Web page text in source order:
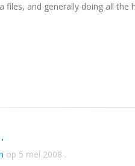
and generally doing all the
op 5 mei 2008 .